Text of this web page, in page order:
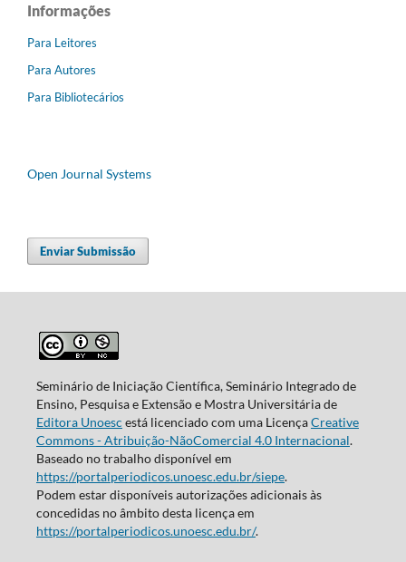
Informações
Para Leitores
Para Autores
Para Bibliotecários
Open Journal Systems
Enviar Submissão
Seminário de Iniciação Científica, Seminário Integrado de
Ensino, Pesquisa e Extensão e Mostra Universitária de
Editora Unoesc está licenciado com uma LicençaCreative
Commons - Atribuição-NãoComercial 4.0 Internacional.
Baseado no trabalho disponível em
https://portalperiodicos.unoesc.edu.br/siepe.
Podem estar disponíveis autorizações adicionais às
concedidas no âmbito desta licença em
https://portalperiodicos.unoesc.edu.br/.